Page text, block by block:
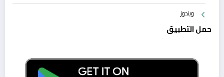
ويندوز
حمل التطبيق